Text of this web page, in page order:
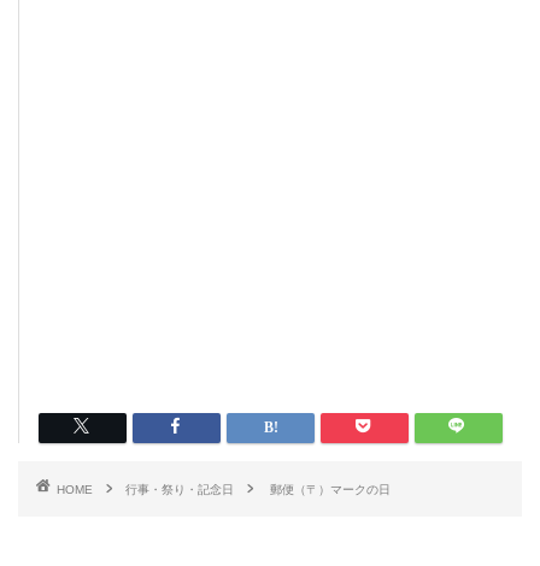
HOME 行事・祭り・記念日 郵便（〒）マークの日